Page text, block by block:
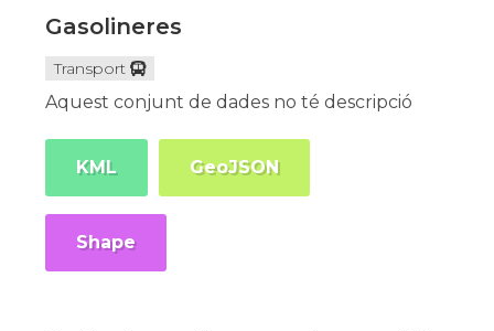
Gasolineres
Transport
Aquest conjunt de dades no té descripció
KML GeoJSON
Shape